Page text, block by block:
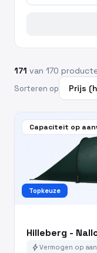
171 van 170
Sorteren op
Capaciteit op
Topkeuze
Hilleberg -
boltVermogen op